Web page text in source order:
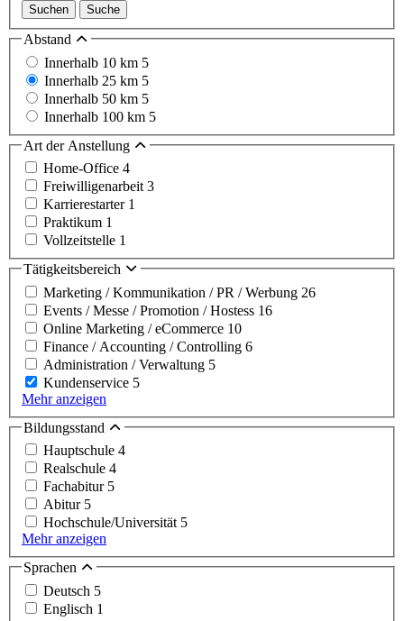
Suchen Suche
Abstand
Innerhalb 10 km 5
Innerhalb 25 km 5
Innerhalb 50 km 5
Innerhalb 100 km 5
Art der Anstellung
Home-Office 4
Freiwilligenarbeit 3
Karrierestarter 1
Praktikum 1
Vollzeitstelle 1
Tätigkeitsbereich
Marketing / Kommunikation / PR / Werbung 26
Events / Messe / Promotion / Hostess 16
Online Marketing / eCommerce 10
Finance / Accounting / Controlling 6
Administration / Verwaltung 5
Kundenservice 5
Mehr anzeigen
Bildungsstand
Hauptschule 4
Realschule 4
Fachabitur 5
Abitur 5
Hochschule/Universität 5
Mehr anzeigen
Sprachen
Deutsch 5
Englisch 1